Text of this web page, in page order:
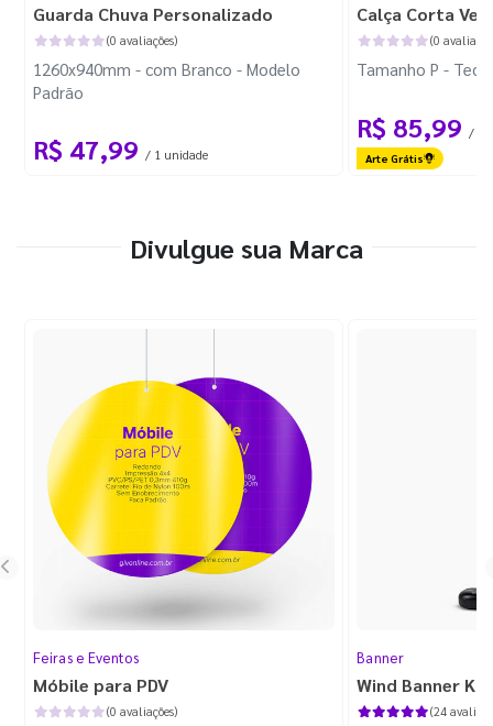
Guarda Chuva Personalizado
(0 avaliações)
1260x940mm - com Branco - Modelo
Padrão
R$ 47,99 / 1 unidade
Calça Corta
(0
Tamanho P -
R$ 85,99 / 1
Arte Grátis
Divulgue sua Marca
Feiras e Eventos
Móbile para PDV
(0 avaliações)
Banner
Wind Banner
(24